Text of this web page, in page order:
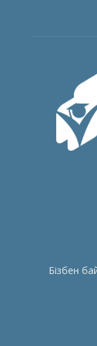
Бізбен